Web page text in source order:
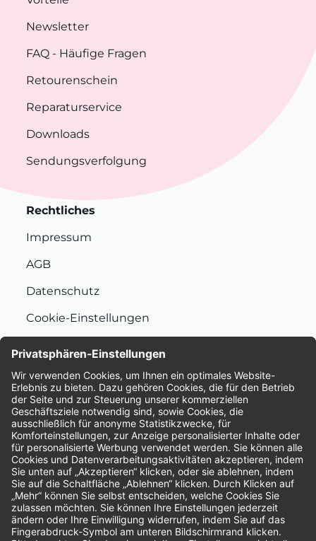
Newsletter
FAQ - Häufige Fragen
Retourenschein
Reparaturservice
Downloads
Sendungsverfolgung
Rechtliches
Impressum
AGB
Datenschutz
Cookie-Einstellungen
Bewertungen